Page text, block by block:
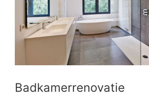
Badkamerrenovatie